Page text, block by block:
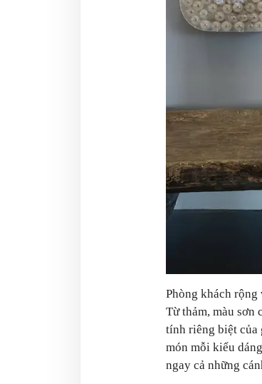
Phòng khách
Từ thảm, màu sơn
tính riêng biệt của
món mỗi kiểu
ngay cả những